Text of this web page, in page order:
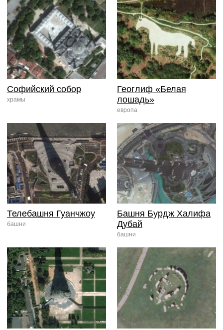
Софийский собор
храмы
Геоглиф «Белая
лошадь»
европа
Телебашня Гуанчжоу
башни
Башня Бурдж Халифа
Дубай
башни